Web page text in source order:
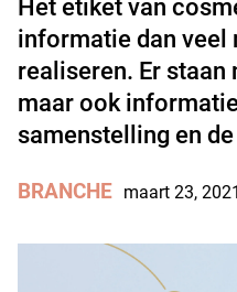
Het etiket van
informatie dan veel
realiseren. Er
maar ook
samenstelling en
BRANCHE maart 23, 2021